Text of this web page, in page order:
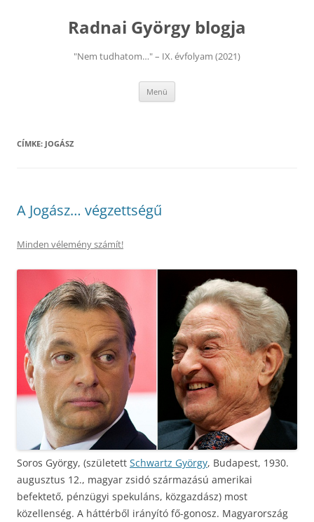
Radnai György blogja
"Nem tudhatom…" – IX. évfolyam (2021)
Menü
CÍMKE: JOGÁSZ
A Jogász… végzettségű
Minden vélemény számít!
Soros György, (született Schwartz György, Budapest, 1930.
augusztus 12., magyar zsidó származású amerikai
befektető, pénzügyi spekuláns, közgazdász) most
közellenség. A háttérből irányító fő-gonosz. Magyarország